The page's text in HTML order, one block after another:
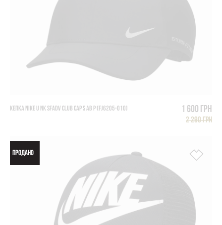
КЕПКА NIKE U NK SFADV CLUB CAP S AB P (FJ6205-010) 1 600 грн
2 290 грн
ПРОДАНО